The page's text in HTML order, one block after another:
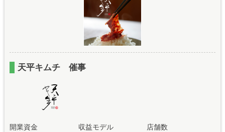
天平キムチ 催事
開業資金 収益モデル 店舗数